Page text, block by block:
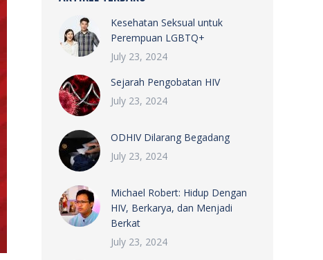
Kesehatan Seksual untuk
Perempuan LGBTQ+
July 23, 2024
Sejarah Pengobatan HIV
July 23, 2024
ODHIV Dilarang Begadang
July 23, 2024
Michael Robert: Hidup Dengan
HIV, Berkarya, dan Menjadi
Berkat
July 23, 2024